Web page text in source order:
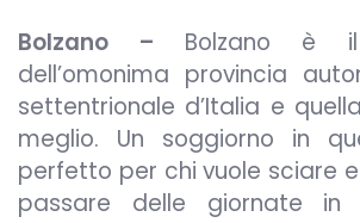
Bolzano – Bolzano è
dell’omonima provincia
settentrionale d’Italia e
meglio. Un soggiorno in
perfetto per chi vuole sciare
passare delle giornate in